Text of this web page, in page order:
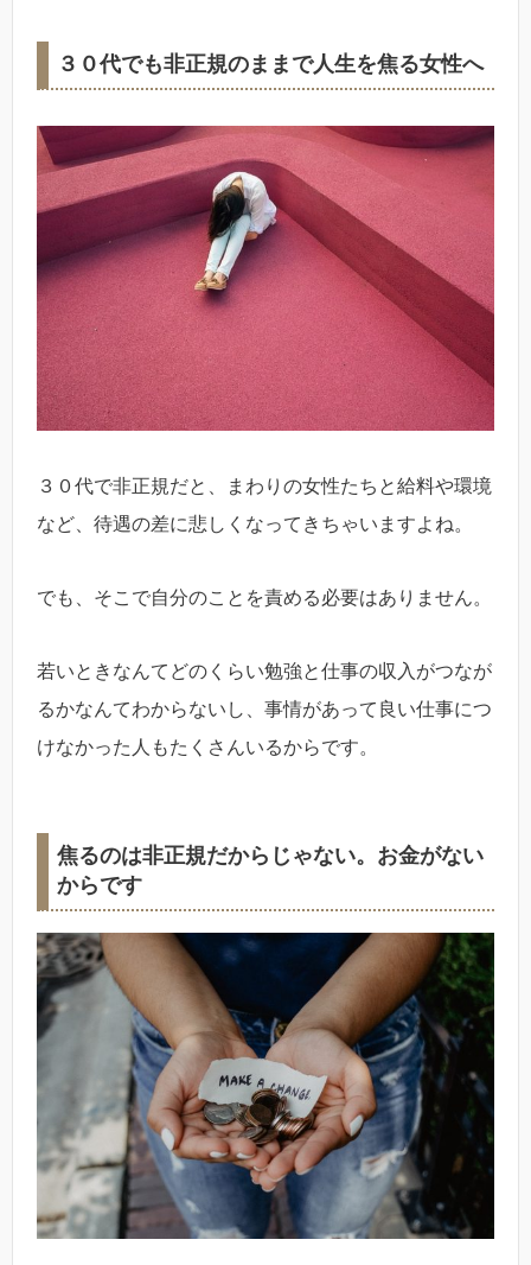
３０代でも非正規のままで人生を焦る女性へ
３０代で非正規だと、まわりの女性たちと給料や環境
など、待遇の差に悲しくなってきちゃいますよね。
でも、そこで自分のことを責める必要はありません。
若いときなんてどのくらい勉強と仕事の収入がつなが
るかなんてわからないし、事情があって良い仕事につ
けなかった人もたくさんいるからです。
焦るのは非正規だからじゃない。お金がない
からです